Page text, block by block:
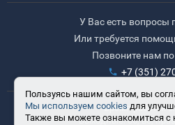
У Вас есть вопросы
Или требуется
Позвоните нам
+7 (351)
Время работы:
Выходные: сб, вс,
Пользуясь нашим сайтом, вы
Мы используем cookies для
Также вы можете ознакомиться